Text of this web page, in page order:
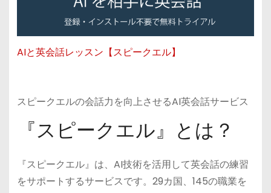
AIと英会話レッスン【スピークエル】
スピークエルの会話力を向上させるAI英会話サービス
『スピークエル』とは？
『スピークエル』は、AI技術を活用して英会話の練習
をサポートするサービスです。29カ国、145の職業を